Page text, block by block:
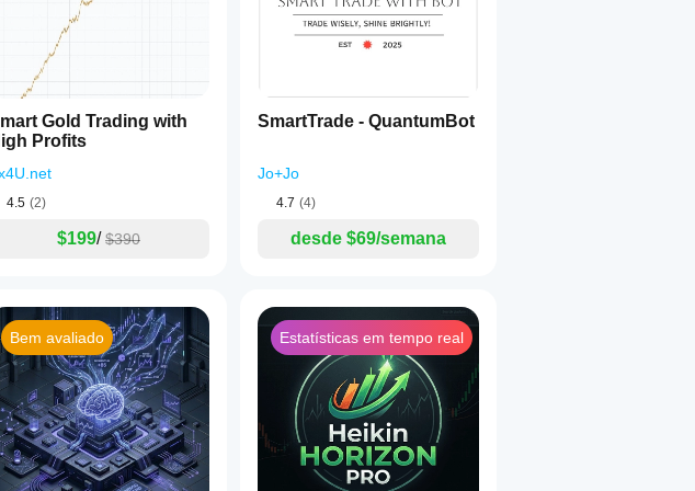
de automação que auxilia na tomada de decisões, mas não garante lucros. Desempenho
É altamente recomendado:
perder
Gold Trading with
Profits
4.5 (2)
$199/ $390
SmartTrade - QuantumBot
Jo+Jo
4.7 (4)
desde $69/semana
Bem avaliado
Estatísticas em tempo real